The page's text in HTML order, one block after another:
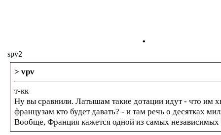
.
spv2
> vpv
т-кк
Ну вы сравнили. Латышам такие дотации идут - что им
французам кто будет давать? - и там речь о десятках
Вообще, Франция кажется одной из самых